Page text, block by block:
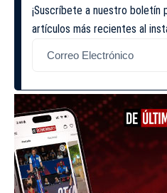
¡Suscríbete a nuestro boletín
artículos más recientes al